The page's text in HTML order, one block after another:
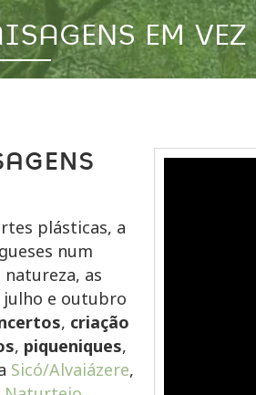
EM VEZ
plásticas, a
num
as
julho e outubro
, criação
, piqueniques,
Sicó/Alvaiázere,